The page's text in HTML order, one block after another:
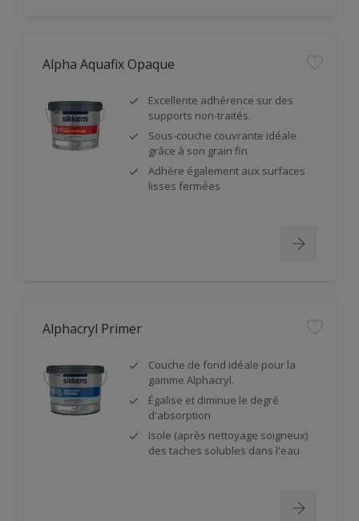
Alpha Aquafix Opaque
Excellente adhérence sur des
supports non-traités.
Sous-couche couvrante idéale
grâce à son grain fin
Adhère également aux surfaces
lisses fermées
Alphacryl Primer
Couche de fond idéale pour la
gamme Alphacryl.
Égalise et diminue le degré
d'absorption
Isole (après nettoyage soigneux)
des taches solubles dans l'eau